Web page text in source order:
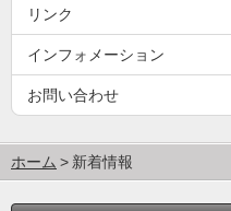
リンク
インフォメーション
お問い合わせ
ホーム 新着情報